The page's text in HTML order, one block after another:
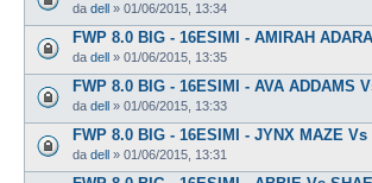
da dell » 01/06/2015, 13:34
FWP 8.0 BIG - 16ESIMI - AMIRAH
da dell » 01/06/2015, 13:35
FWP 8.0 BIG - 16ESIMI - AVA ADDAMS
da dell » 01/06/2015, 13:33
FWP 8.0 BIG - 16ESIMI - JYNX MAZE
da dell » 01/06/2015, 13:31